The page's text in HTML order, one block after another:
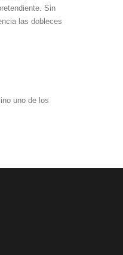
Sin
las dobleces
uno de los